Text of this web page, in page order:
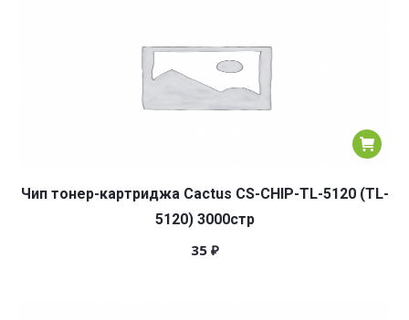
Чип тонер-картриджа Cactus CS-CHIP-TL-5120 (TL-
5120) 3000стр
35 ₽